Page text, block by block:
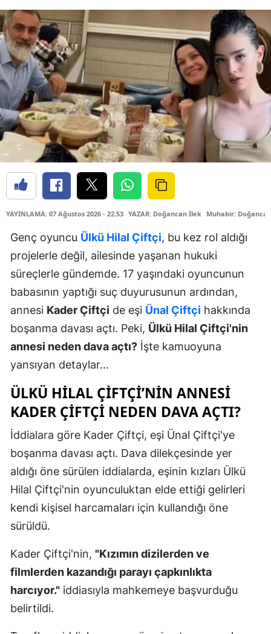
YAYINLAMA: 07 Ağustos 2026 - 22.53 YAZAR: Doğancan İlek Muhabir:
Genç oyuncu Ülkü Hilal Çiftçi, bu kez rol aldığı
projelerle değil, ailesinde yaşanan hukuki
süreçlerle gündemde. 17 yaşındaki oyuncunun
babasının yaptığı suç duyurusunun ardından,
annesi Kader Çiftçi de eşi Ünal Çiftçi hakkında
boşanma davası açtı. Peki, Ülkü Hilal Çiftçi'nin
annesi neden dava açtı? İşte kamuoyuna
yansıyan detaylar...
ÜLKÜ HILAL ÇIFTÇI’NIN ANNESI
KADER ÇIFTÇI NEDEN DAVA AÇTI?
İddialara göre Kader Çiftçi, eşi Ünal Çiftçi'ye
boşanma davası açtı. Dava dilekçesinde yer
aldığı öne sürülen iddialarda, eşinin kızları Ülkü
Hilal Çiftçi'nin oyunculuktan elde ettiği gelirleri
kendi kişisel harcamaları için kullandığı öne
sürüldü.
Kader Çiftçi'nin, "Kızımın dizilerden ve
filmlerden kazandığı parayı çapkınlıkta
harcıyor." iddiasıyla mahkemeye başvurduğu
belirtildi.